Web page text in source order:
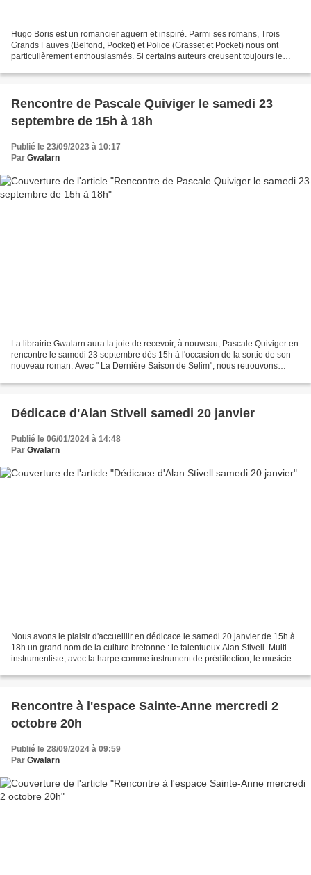
Hugo Boris est un romancier aguerri et inspiré. Parmi ses romans, Trois
Grands Fauves (Belfond, Pocket) et Police (Grasset et Pocket) nous ont
particulièrement enthousiasmés. Si certains auteurs creusent toujours le
Rencontre de Pascale Quiviger le samedi 23
septembre de 15h à 18h
Publié le 23/09/2023 à 10:17
Par Gwalarn
La librairie Gwalarn aura la joie de recevoir, à nouveau, Pascale Quiviger en
rencontre le samedi 23 septembre dès 15h à l'occasion de la sortie de son
nouveau roman. Avec " La Dernière Saison de Selim", nous retrouvons
Dédicace d'Alan Stivell samedi 20 janvier
Publié le 06/01/2024 à 14:48
Par Gwalarn
Nous avons le plaisir d'accueillir en dédicace le samedi 20 janvier de 15h à
18h un grand nom de la culture bretonne : le talentueux Alan Stivell. Multi-
instrumentiste, avec la harpe comme instrument de prédilection, le musicien
Rencontre à l'espace Sainte-Anne mercredi 2
octobre 20h
Publié le 28/09/2024 à 09:59
Par Gwalarn